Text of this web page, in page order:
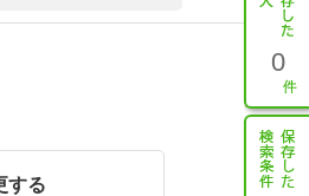
0
する